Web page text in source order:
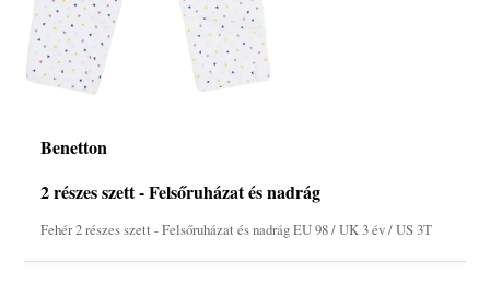
Benetton
2 részes szett - Felsőruházat és nadrág
Fehér 2 részes szett - Felsőruházat és nadrág EU 98 / UK 3 év / US 3T